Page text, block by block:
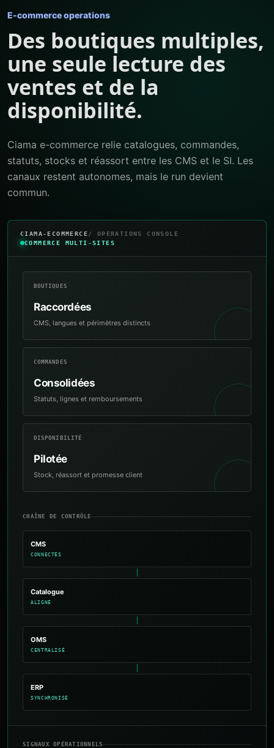
E-commerce operations
Des boutiques multiples,
une seule lecture des
ventes et de la
disponibilité.
Ciama e-commerce relie catalogues, commandes,
statuts, stocks et réassort entre les CMS et le SI. Les
canaux restent autonomes, mais le run devient
commun.
CIAMA-ECOMMERCE / OPERATIONS CONSOLE
COMMERCE MULTI-SITES
BOUTIQUES
Raccordées
CMS, langues et périmètres distincts
COMMANDES
Consolidées
Statuts, lignes et remboursements
DISPONIBILITÉ
Pilotée
Stock, réassort et promesse client
CHAÎNE DE CONTRÔLE
CMS
CONNECTÉS
Catalogue
ALIGNÉ
OMS
CENTRALISÉ
ERP
SYNCHRONISÉ
SIGNAUX OPÉRATIONNELS